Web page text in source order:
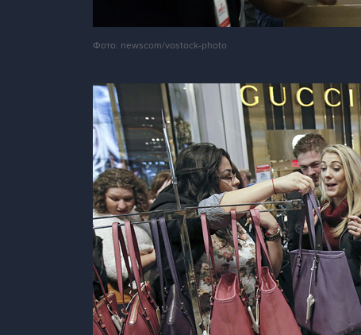
Фото: newscom/vostock-photo